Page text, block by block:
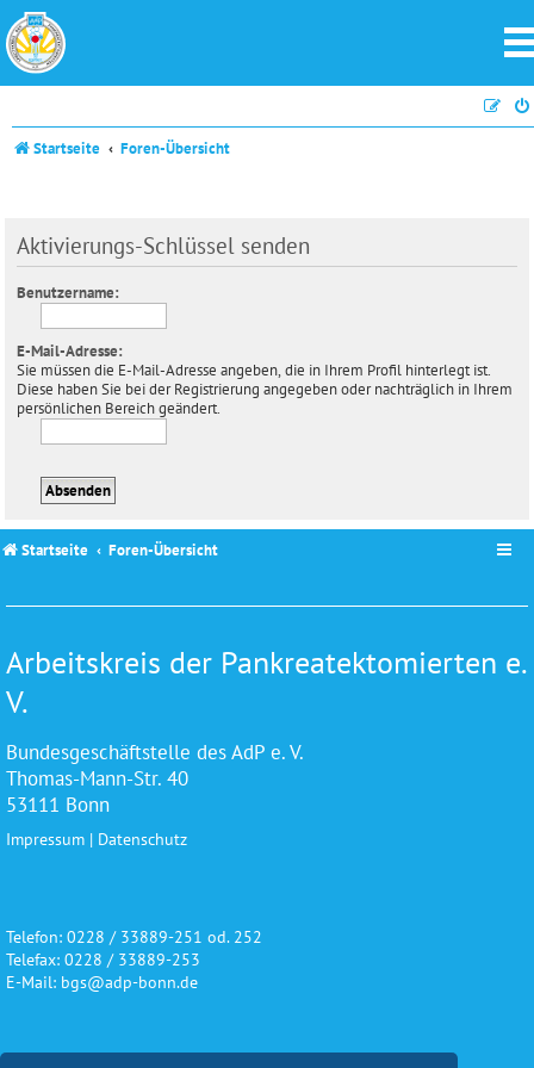
Startseite Foren-Übersicht
Aktivierungs-Schlüssel senden
Benutzername:
E-Mail-Adresse:
Sie müssen die E-Mail-Adresse angeben, die in Ihrem Profil hinterlegt ist.
Diese haben Sie bei der Registrierung angegeben oder nachträglich in Ihrem
persönlichen Bereich geändert.
Startseite Foren-Übersicht
Arbeitskreis der Pankreatektomierten e.
V.
Bundesgeschäftstelle des AdP e. V.
Thomas-Mann-Str. 40
53111 Bonn
Impressum | Datenschutz
Telefon: 0228 / 33889-251 od. 252
Telefax: 0228 / 33889-253
E-Mail: bgs@adp-bonn.de